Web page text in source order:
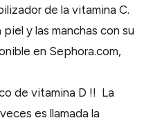
de la vitamina C.
y las manchas con su
en Sephora.com,
de vitamina D !! La
es llamada la